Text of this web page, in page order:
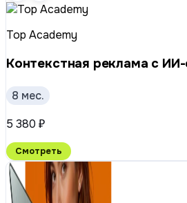
Top Academy
Контекстная реклама с
8 мес.
5 380 ₽
Смотреть